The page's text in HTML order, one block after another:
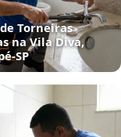
Torneiras
na Vila Diva,